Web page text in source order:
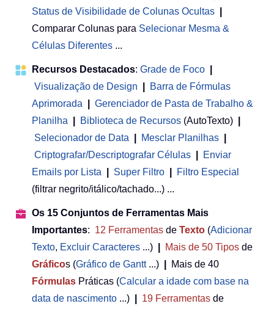
Status de Visibilidade de Colunas Ocultas
Comparar Colunas para Selecionar Mesma &
Células Diferentes ...
Recursos Destacados: Grade de Foco
Visualização de Design
Barra de Fórmulas
Aprimorada
Gerenciador de Pasta de Trabalho &
Planilha
Biblioteca de Recursos (AutoTexto)
Selecionador de Data
Mesclar Planilhas
Criptografar/Descriptografar Células
Enviar
Emails por Lista
Super Filtro
Filtro Especial
(filtrar negrito/itálico/tachado...) ...
Os 15 Conjuntos de Ferramentas Mais
Importantes: 12 Ferramentas de Texto (Adicionar
Texto, Excluir Caracteres ...) Mais de 50 Tipos de
Gráficos (Gráfico de Gantt...)
Mais de 40
Fórmulas Práticas (Calcular a idade com base na
data de nascimento ...) 19 Ferramentas de